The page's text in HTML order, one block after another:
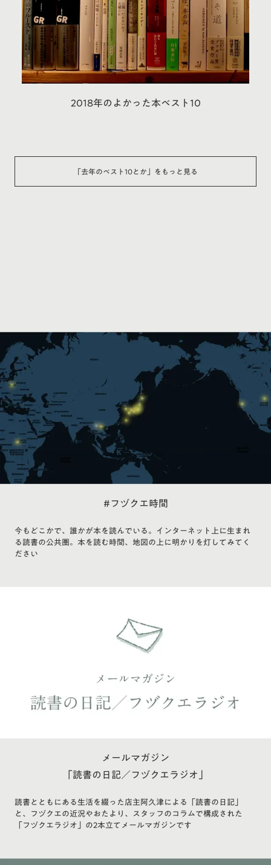
2018年のよかった本ベスト10
「去年のベスト10とか 」をもっと見る
#フヅクエ時間
今もどこかで、誰かが本を読んでいる。インターネット上に生まれ
る読書の公共圏。本を読む時間、地図の上に明かりを灯してみてく
ださい
メールマガジン
「読書の日記／フヅクエラジオ」
読書とともにある生活を綴った店主阿久津による「読書の日記」
と、フヅクエの近況やおたより、スタッフのコラムで構成された
「フヅクエラジオ」の2本立てメールマガジンです